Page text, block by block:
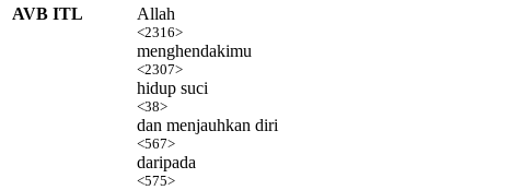
AVB ITL
Allah
<2316>
menghendakimu
<2307>
hidup suci
<38>
dan menjauhkan diri
<567>
daripada
<575>